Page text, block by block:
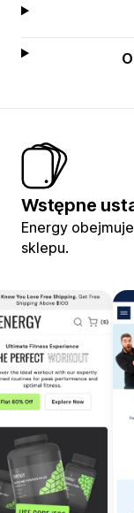
Wstępne
Energy
sklepu.